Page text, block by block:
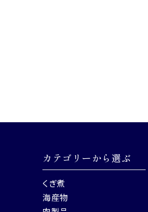
カテゴリーから選ぶ
くぎ煮
海産物